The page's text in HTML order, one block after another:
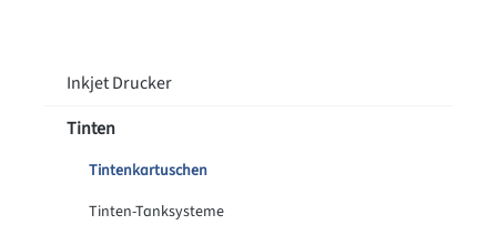
Inkjet Drucker
Tinten
Tintenkartuschen
Tinten-Tanksysteme